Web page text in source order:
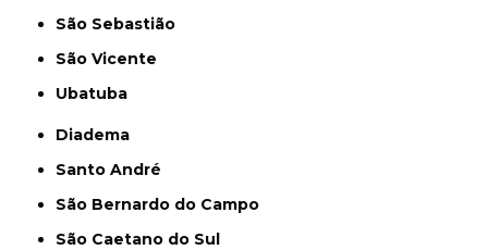
São Sebastião
São Vicente
Ubatuba
Diadema
Santo André
São Bernardo do Campo
São Caetano do Sul